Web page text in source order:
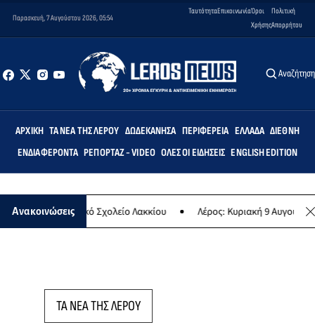
Παρασκευή, 7 Αυγούστου 2026, 05:54
ΤαυτότηταΕπικοινωνίαΌροι
Χρήσης
Πολιτική
Απορρήτου
Αναζήτηση
ΑΡΧΙΚΉ ΤΑ ΝΈΑ ΤΗΣ ΛΈΡΟΥ ΔΩΔΕΚΆΝΗΣΑ ΠΕΡΙΦΈΡΕΙΑ ΕΛΛΆΔΑ ΔΙΕΘΝΉ
ΕΝΔΙΑΦΈΡΟΝΤΑ ΡΕΠΟΡΤΆΖ - VIDEO ΌΛΕΣ ΟΙ ΕΙΔΉΣΕΙΣ ENGLISH EDITION
Ανακοινώσεις
στο Δημοτικό Σχολείο Λακκίου Λέρος: Κυριακή 9 Αυγούστου το
ΤΑ ΝΕΑ ΤΗΣ ΛΕΡΟΥ